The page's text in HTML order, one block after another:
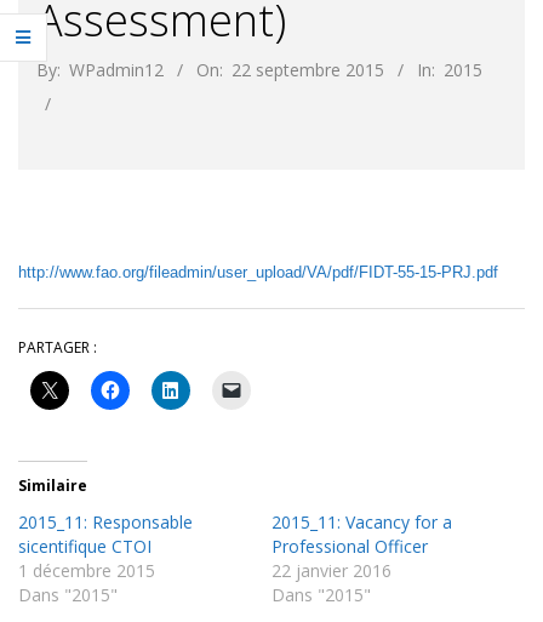
Assessment)
By: WPadmin12 On: 22 septembre 2015 In: 2015
http://www.fao.org/fileadmin/user_upload/VA/pdf/FIDT-55-15-PRJ.pdf
PARTAGER :
Similaire
2015_11: Responsable
sicentifique CTOI
1 décembre 2015
Dans "2015"
2015_11: Vacancy for a
Professional Officer
22 janvier 2016
Dans "2015"